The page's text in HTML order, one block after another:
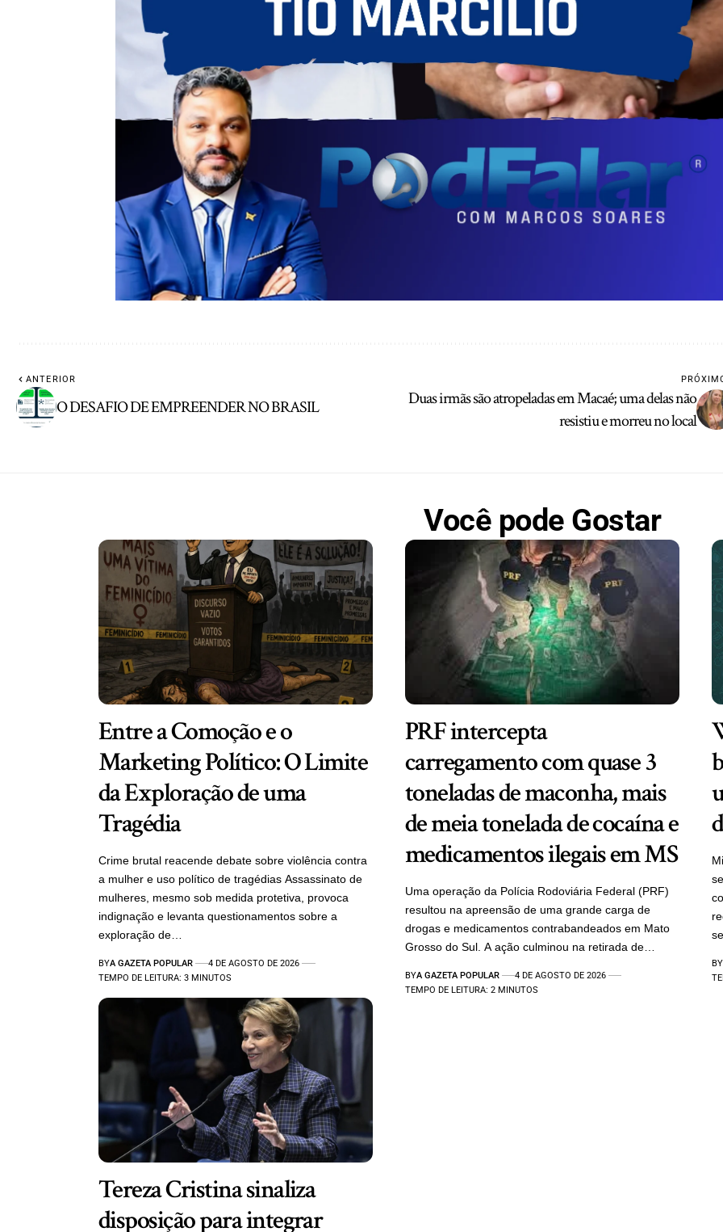
ANTERIOR
O DESAFIO DE EMPREENDER NO BRASIL
Duas irmãs são atropeladas em Macaé; uma delas não
resistiu e morreu no local
Você pode Gostar
Entre a Comoção e o
Marketing Político: O Limite
da Exploração de uma
Tragédia
Crime brutal reacende debate sobre violência contra
a mulher e uso político de tragédias Assassinato de
mulheres, mesmo sob medida protetiva, provoca
indignação e levanta questionamentos sobre a
exploração de…
BYA GAZETA POPULAR
4 DE AGOSTO DE 2026
TEMPO DE LEITURA: 3 MINUTOS
PRF intercepta
carregamento com quase 3
toneladas de maconha, mais
de meia tonelada de cocaína e
medicamentos ilegais em MS
Uma operação da Polícia Rodoviária Federal (PRF)
resultou na apreensão de uma grande carga de
drogas e medicamentos contrabandeados em Mato
Grosso do Sul. A ação culminou na retirada de…
BYA GAZETA POPULAR
4 DE AGOSTO DE 2026
TEMPO DE LEITURA: 2 MINUTOS
BY
Tereza Cristina sinaliza
disposição para integrar